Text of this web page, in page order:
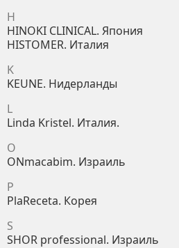
H
HINOKI CLINICAL. Япония
HISTOMER. Италия
K
KEUNE. Нидерланды
L
Linda Kristel. Италия.
O
ONmacabim. Израиль
P
PlaReceta. Корея
S
SHOR professional. Израиль